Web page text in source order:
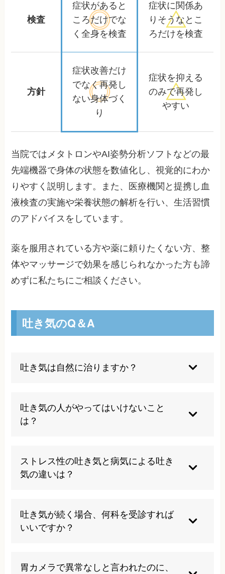
検査
症状があると
ころだけでな
く全身を検査
症状に関係あ
りそうな とこ
ろだけを検査
方針
症状改善だけ
でなく再発し
ない身体づく
り
症状を抑える
のみで再発し
やすい
当院ではメタトロンやAI姿勢分析ソフトなどの最
先端機器で身体の状態を数値化し、視覚的にわか
りやすく説明します。また、医療機関と提携し血
液検査の実施や栄養状態の解析を行い、生活習慣
のアドバイスをしています。
薬を服用されている方や薬に頼りたくない方、整
体やマッサージで効果を感じられなかった方も諦
めずに私たちにご相談ください。
吐き気のQ＆A
吐き気は自然に治りますか？
善することもありますが、慢性的な症状は根本原
因を解決しない限り改善は困難です。適切な検査
吐き気の人がやってはいけないこと
は？
ストレスの蓄積は症状を悪化させるため避けるべ
きです。また、空腹時の糖質摂取による血糖値の
ストレス性の吐き気と病気による吐き
気の違いは？
気による吐き気は持続的で他の症状を伴うことが
多いです。当院のメタトロン検査により、詳しい
原因を特定することができます。
吐き気が続く場合、何科を受診すれば
いいですか？
ば整体院での自律神経調整も検討してください。
胃カメラで異常なしと言われたのに、